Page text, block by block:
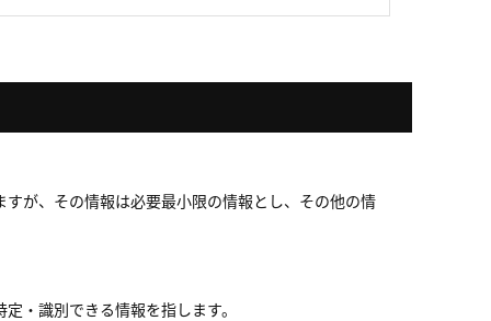
が、その情報は必要最小限の情報とし、その他の情
・識別できる情報を指します。